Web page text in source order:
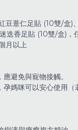
豆薏仁足貼 (10雙/盒)
迭香足貼 (10雙/盒)，
月以上
避免與寵物接觸。
孕媽咪可以安心使用